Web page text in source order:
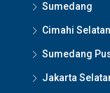
Sumedang
Cimahi Selatan
Sumedang
Jakarta